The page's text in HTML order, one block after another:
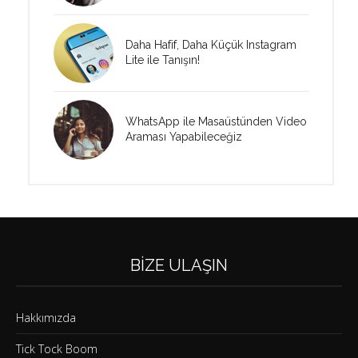
Daha Hafif, Daha Küçük Instagram
Lite ile Tanışın!
WhatsApp ile Masaüstünden Video
Araması Yapabileceğiz
BIZE ULAŞIN
Hakkımızda
Tick Tock Boom